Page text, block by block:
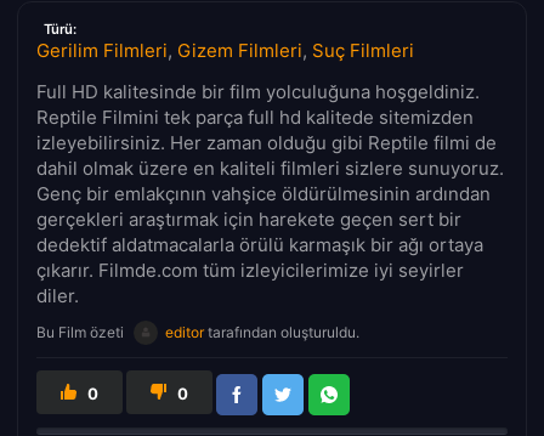
Türü:
Gerilim Filmleri, Gizem Filmleri, Suç Filmleri
Full HD kalitesinde bir film yolculuğuna hoşgeldiniz.
Reptile Filmini tek parça full hd kalitede sitemizden
izleyebilirsiniz. Her zaman olduğu gibi Reptile filmi de
dahil olmak üzere en kaliteli filmleri sizlere sunuyoruz.
Genç bir emlakçının vahşice öldürülmesinin ardından
gerçekleri araştırmak için harekete geçen sert bir
dedektif aldatmacalarla örülü karmaşık bir ağı ortaya
çıkarır. Filmde.com tüm izleyicilerimize iyi seyirler
diler.
Bu Film özeti editortarafından oluşturuldu.
0 0